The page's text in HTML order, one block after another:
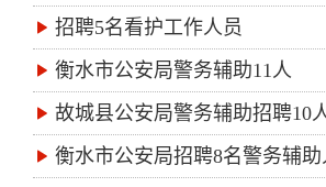
招聘5名看护工作人员
衡水市公安局警务辅助11人
故城县公安局警务辅助招聘10
衡水市公安局招聘8名警务辅